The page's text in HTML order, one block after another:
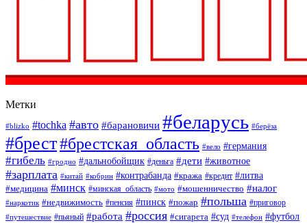
Метки
#blizko #tochka #авто #барановичи #беларусь #берёза
#брест#брестская_область #вело #германия
#гибель #гродно #дальнобойщик #деньга #дети #животное
#зарплата #китай #кобрин #контрабанда #кража #кредит #литва
#медицина #минск #минская_область #мото #мошенничество #налог
#наркотик #недвижимость #пенсия #пинск #пожар #польша #приговор
#путешествие #пьяный #работа #россия #сигарета #суд #телефон #футбол